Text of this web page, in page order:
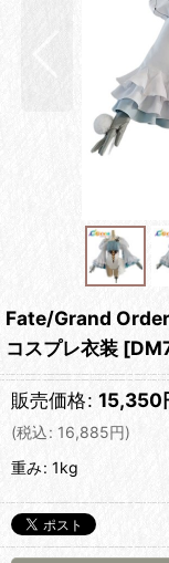
Fate/Grand
コスプレ衣装 [
販売価格: 15,350
(税込: 16,885円)
重み: 1kg